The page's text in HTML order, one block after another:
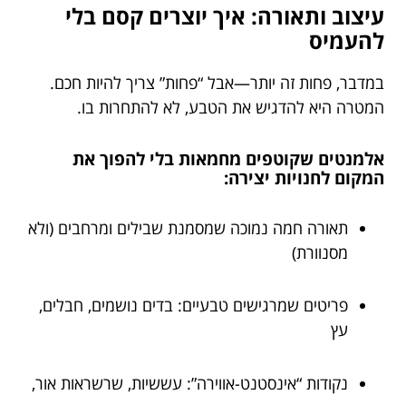
עיצוב ותאורה: איך יוצרים קסם בלי
להעמיס
במדבר, פחות זה יותר—אבל “פחות” צריך להיות חכם.
המטרה היא להדגיש את הטבע, לא להתחרות בו.
אלמנטים שקוטפים מחמאות בלי להפוך את
המקום לחנויות יצירה:
תאורה חמה נמוכה שמסמנת שבילים ומרחבים (ולא
מסנוורת)
פריטים שמרגישים טבעיים: בדים נושמים, חבלים,
עץ
נקודות “אינסטנט-אווירה”: עששיות, שרשראות אור,